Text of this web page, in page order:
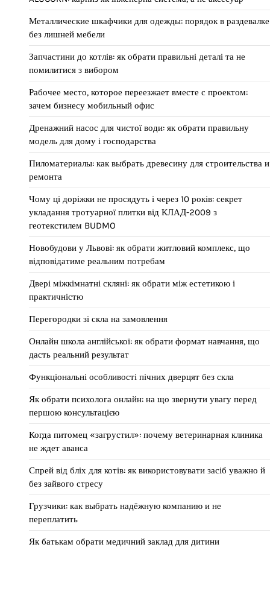
Металлические шкафчики для одежды: порядок в раздевалке
без лишней мебели
Запчастини до котлів: як обрати правильні деталі та не
помилитися з вибором
Рабочее место, которое переезжает вместе с проектом:
зачем бизнесу мобильный офис
Дренажний насос для чистої води: як обрати правильну
модель для дому і господарства
Пиломатериалы: как выбрать древесину для строительства и
ремонта
Чому ці доріжки не просядуть і через 10 років: секрет
укладання тротуарної плитки від КЛАД-2009 з
геотекстилем BUDMO
Новобудови у Львові: як обрати житловий комплекс, що
відповідатиме реальним потребам
Двері міжкімнатні скляні: як обрати між естетикою і
практичністю
Перегородки зі скла на замовлення
Онлайн школа англійської: як обрати формат навчання, що
дасть реальний результат
Функціональні особливості пічних дверцят без скла
Як обрати психолога онлайн: на що звернути увагу перед
першою консультацією
Когда питомец «загрустил»: почему ветеринарная клиника
не ждет аванса
Спрей від бліх для котів: як використовувати засіб уважно й
без зайвого стресу
Грузчики: как выбрать надёжную компанию и не
переплатить
Як батькам обрати медичний заклад для дитини